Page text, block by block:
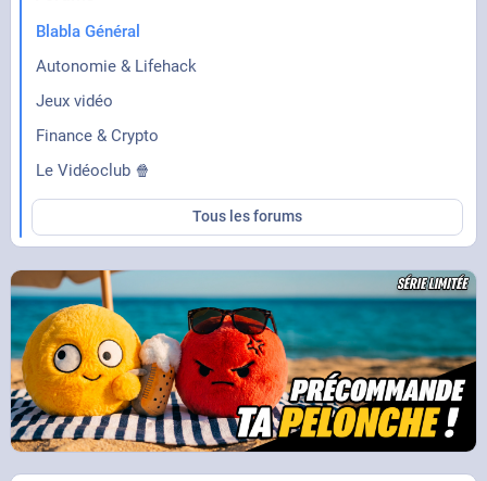
Blabla Général
Autonomie & Lifehack
Jeux vidéo
Finance & Crypto
Le Vidéoclub 🍿
Tous les forums